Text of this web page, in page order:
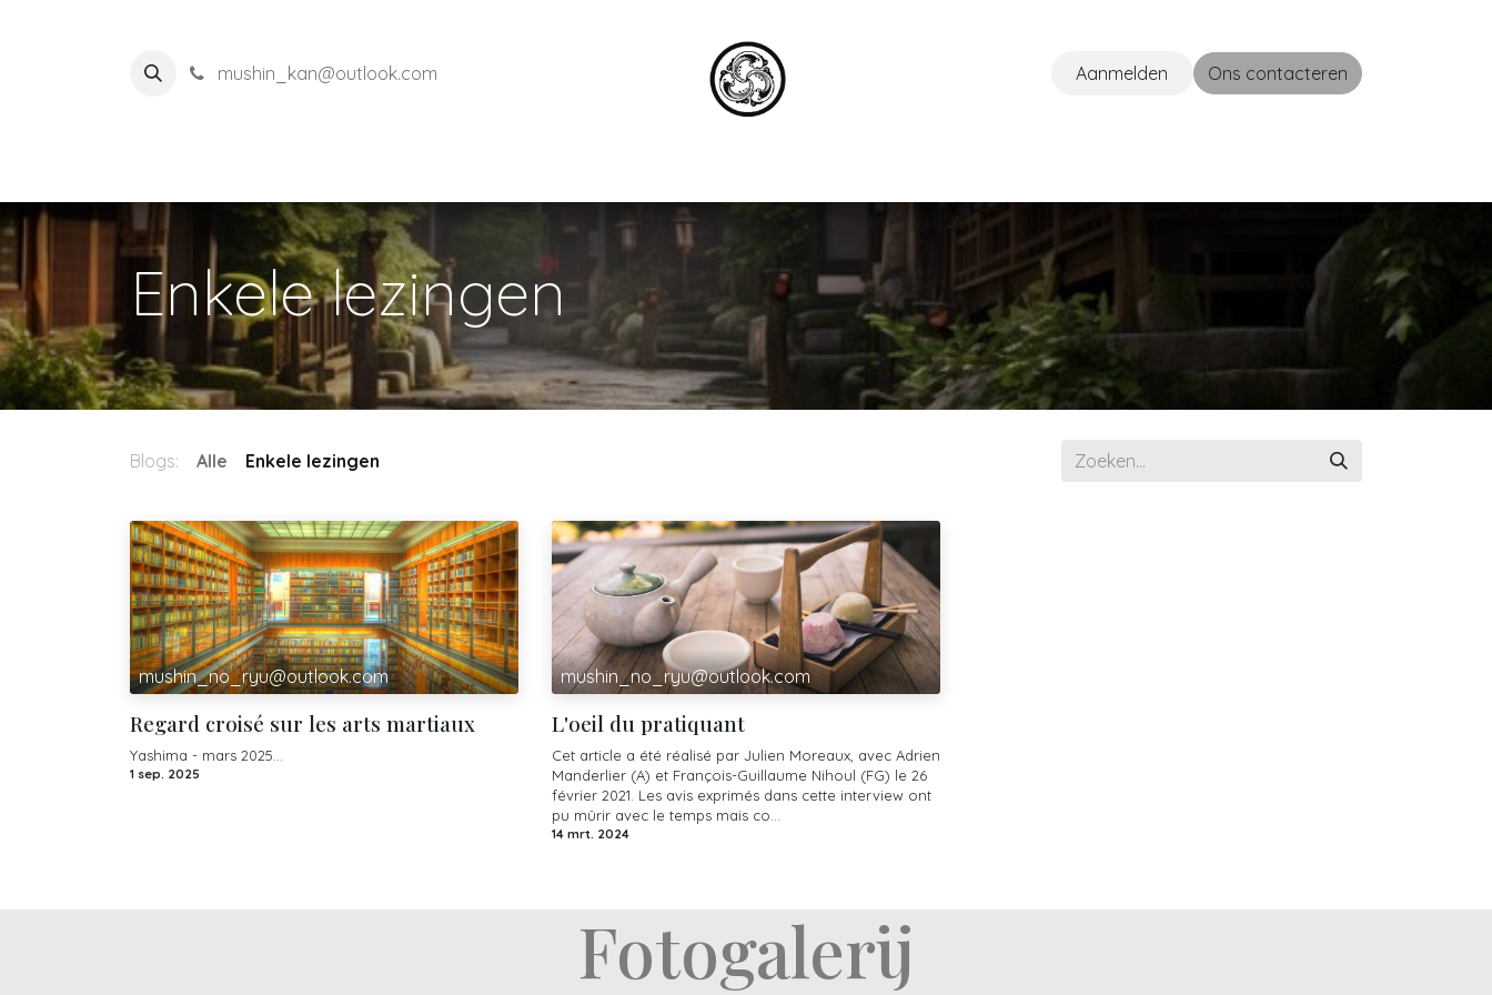
mushin_kan@outlook.com Aanmelden Ons contacteren
Enkele lezingen
Blogs: Alle Enkele lezingen
mushin_no_ryu@outlook.com
Regard croisé sur les arts martiaux
Yashima - mars 2025...
1 sep. 2025
mushin_no_ryu@outlook.com
L'oeil du pratiquant
Cet article a été réalisé par Julien Moreaux, avec Adrien
Manderlier (A) et François-Guillaume Nihoul (FG) le 26
février 2021. Les avis exprimés dans cette interview ont
pu mûrir avec le temps mais co...
14 mrt. 2024
Fotogalerij